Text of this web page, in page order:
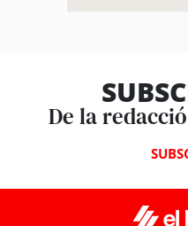
De la